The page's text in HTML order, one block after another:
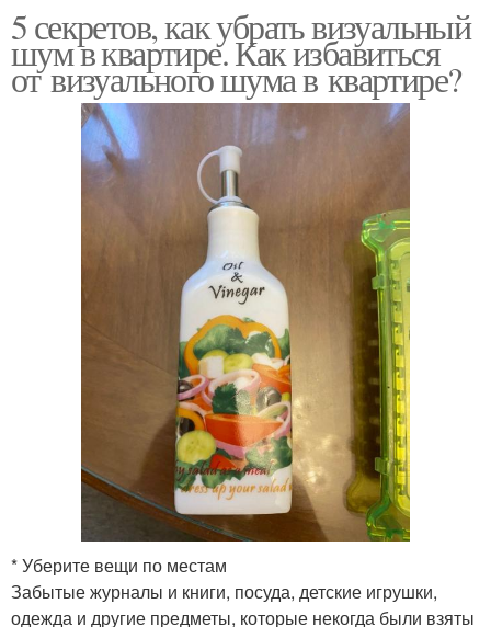
5 секретов, как убрать визуальный
шум в квартире. Как избавиться
от визуального шума в квартире?
* Уберите вещи по местам
Забытые журналы и книги, посуда, детские игрушки,
одежда и другие предметы, которые некогда были взяты